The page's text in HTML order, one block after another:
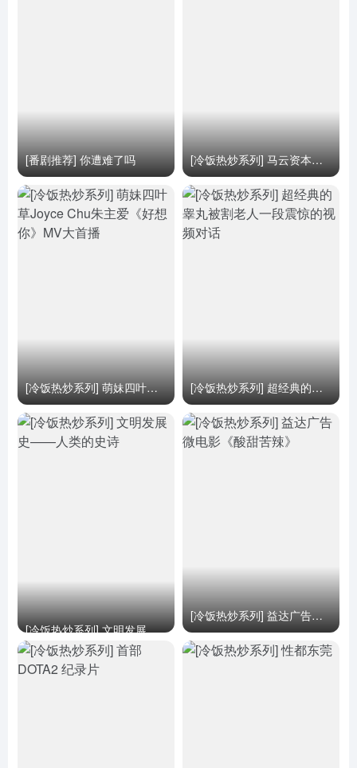
[番剧推荐] 你遭难了吗 [冷饭热炒系列] 马云资本功守道吊打功夫明星
[冷饭热炒系列] 萌妹四叶草Joyce Chu朱主爱《好想你》MV大首播 [冷饭热炒系列] 超经典的睾丸被割老人一段震惊的视频对话
[冷饭热炒系列] 文明发展史——人类的史诗
[冷饭热炒系列] 益达广告微电影《酸甜苦辣》